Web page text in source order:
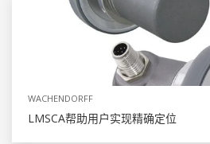
WACHENDORFF
LMSCA帮助用户实现精确定位